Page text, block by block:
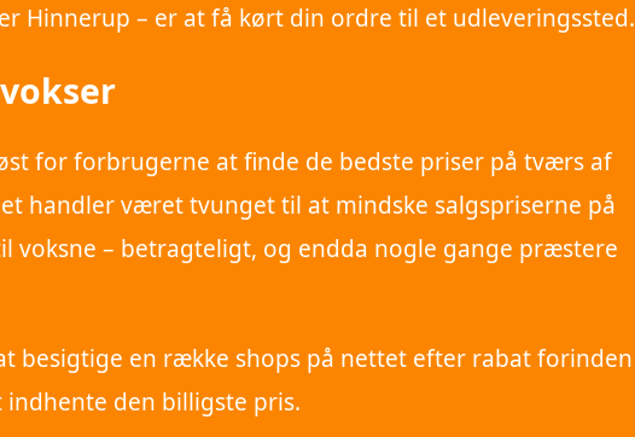
Hinnerup – er at få kørt din ordre til et udleveringssted.
for forbrugerne at finde de bedste priser på tværs af
handler været tvunget til at mindske salgspriserne på
voksne – betragteligt, og endda nogle gange præstere
besigtige en række shops på nettet efter rabat forinden
indhente den billigste pris.